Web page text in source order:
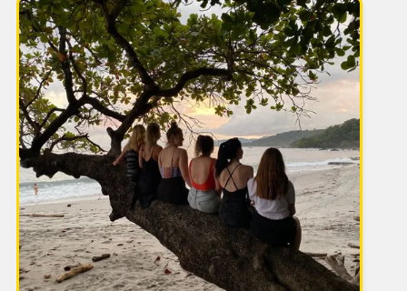
IKKE INKLUDERT i prisen
Flybillet
Reiseforsikring
Visumkostnad 50 USD per person
Vaksiner